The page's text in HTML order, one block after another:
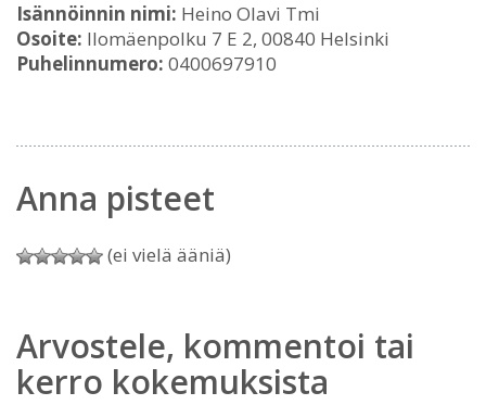
Isännöinnin nimi: Heino Olavi Tmi
Osoite: Ilomäenpolku 7 E 2, 00840 Helsinki
Puhelinnumero: 0400697910
Anna pisteet
(ei vielä ääniä)
Arvostele, kommentoi tai
kerro kokemuksista